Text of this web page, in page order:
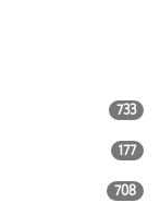
733
177
708